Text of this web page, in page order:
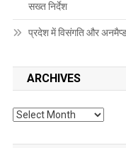
सख्त निर्देश
प्रदेश में विसंगति और
ARCHIVES
Archives